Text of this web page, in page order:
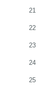
21
22
23
24
25